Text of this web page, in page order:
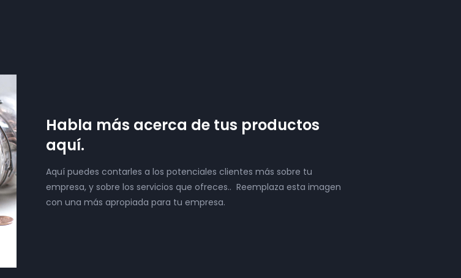
Habla más acerca de tus productos
aquí.
Aquí puedes contarles a los potenciales clientes más sobre tu
empresa, y sobre los servicios que ofreces.. Reemplaza esta imagen
con una más apropiada para tu empresa.